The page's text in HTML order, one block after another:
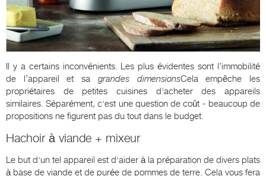
Il y a certains inconvénients. Les plus évidentes sont l’immobilité
de l’appareil et sa grandes dimensionsCela empêche les
propriétaires de petites cuisines d'acheter des appareils
similaires. Séparément, c'est une question de coût - beaucoup de
propositions ne figurent pas du tout dans le budget.
Hachoir à viande + mixeur
Le but d'un tel appareil est d'aider à la préparation de divers plats
à base de viande et de purée de pommes de terre. Cela vous fera